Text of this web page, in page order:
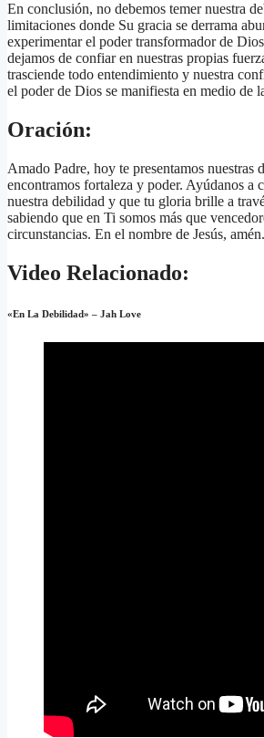
En conclusión, no debemos temer nuestra
limitaciones donde Su gracia se derrama
experimentar el poder transformador de
dejamos de confiar en nuestras propias
trasciende todo entendimiento y nuestra
el poder de Dios se manifiesta en medio de
Oración:
Amado Padre, hoy te presentamos
encontramos fortaleza y ​​poder. Ayúdanos a
nuestra debilidad y que tu gloria brille a
sabiendo que en Ti somos más que
circunstancias. En el nombre de Jesús, amén.
Video Relacionado:
«En La Debilidad» – Jah Love